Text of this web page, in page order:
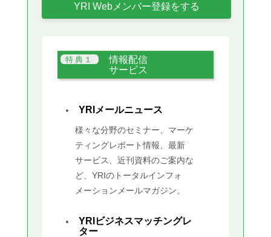
YRI Webメンバー登録をする
情報配信
サービス
YRIメールニュース
様々な分野のセミナー、マーケ
ティングレポート情報、最新
サービス、近刊資料のご案内な
ど、YRIのトータルインフォ
メーションメールマガジン。
YRIビジネスマッチングレ
ター